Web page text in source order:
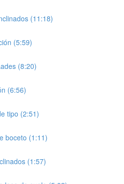
(11:18)
(5:59)
(8:20)
(6:56)
tipo (2:51)
boceto (1:11)
(1:57)